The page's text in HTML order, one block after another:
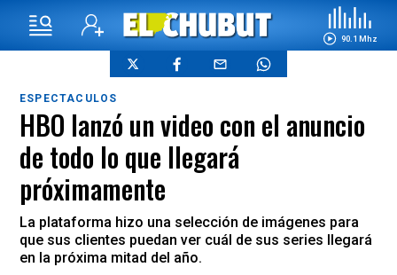
90.1 Mhz
ESPECTACULOS
HBO lanzó un video con el anuncio
de todo lo que llegará
próximamente
La plataforma hizo una selección de imágenes para
que sus clientes puedan ver cuál de sus series llegará
en la próxima mitad del año.